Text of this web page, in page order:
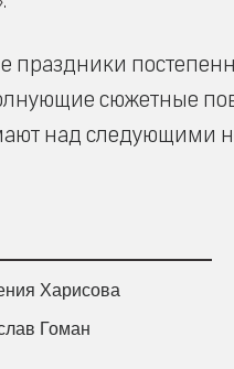
праздники
сюжетные
над следующими
Харисова
Гоман